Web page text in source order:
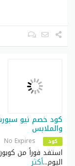
والملابس
كود No Expires
اليوم...أكثر